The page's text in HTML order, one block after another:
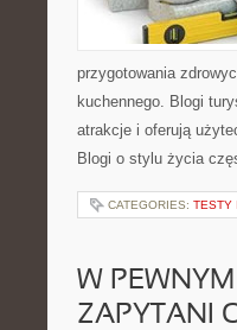
przygotowania
kuchennego. Blogi
atrakcje i oferują
Blogi o stylu życia
CATEGORIES: TESTY
W
ZAPYTANI